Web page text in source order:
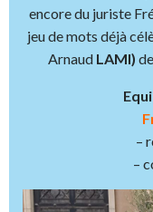
encore du juriste
jeu de mots déjà
Arnaud LAMI)
–
–